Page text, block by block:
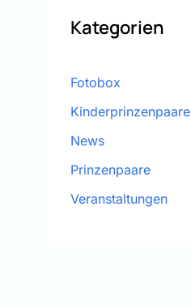
Kategorien
Fotobox
Kinderprinzenpaare
News
Prinzenpaare
Veranstaltungen